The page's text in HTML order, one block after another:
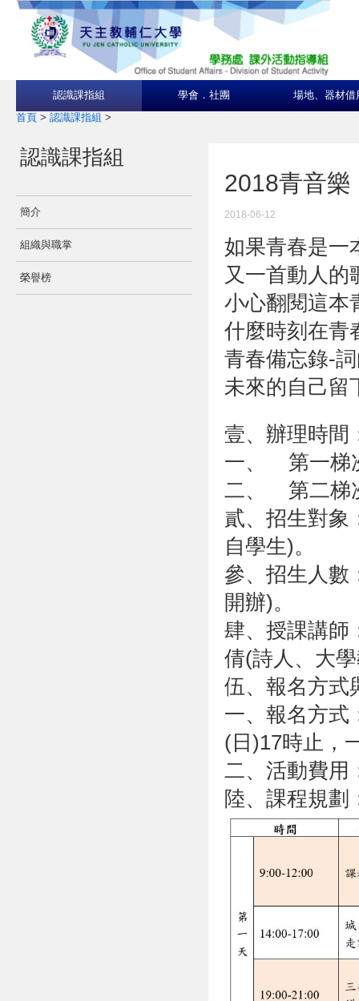
認識課指組 學會．社團 場地、器材借
首頁 > 認識課指組 >
認識課指組
簡介
組織與職掌
榮譽榜
2018青音樂
2018-06-12
如果青春是一
又一首動人的
小心翻閱這本
什麼時刻在青
青春備忘錄-
未來的自己留
壹、辦理時間
一、 第一梯
二、 第二梯
貳、招生對象
自學生)。
參、招生人數
開辦)。
肆、授課講師
倩(詩人、大
伍、報名方式
一、報名方式
(日)17時止，
二、活動費用
陸、課程規劃